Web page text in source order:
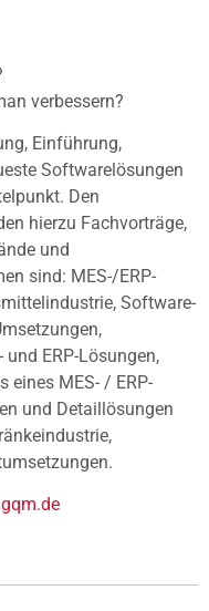
verbessern?
Einführung,
Softwarelösungen
Den
hierzu Fachvorträge,
und
sind: MES-/ERP-
Software-
ERP-Lösungen,
eines MES- / ERP-
und Detaillösungen